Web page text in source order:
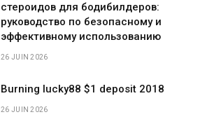
стероидов для бодибилдеров:
руководство по безопасному и
эффективному использованию
26 JUIN 2026
Burning lucky88 $1 deposit 2018
26 JUIN 2026